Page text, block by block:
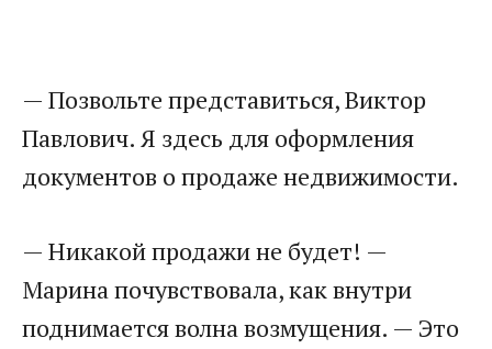
— Позвольте представиться, Виктор
Павлович. Я здесь для оформления
документов о продаже недвижимости.
— Никакой продажи не будет! —
Марина почувствовала, как внутри
поднимается волна возмущения. — Это